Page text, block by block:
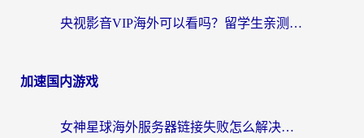
央视影音VIP海外可以看吗？留学生亲测有效的回国加速器选择指南
加速国内游戏
女神星球海外服务器链接失败怎么解决？海外党国服游戏加速避坑指南